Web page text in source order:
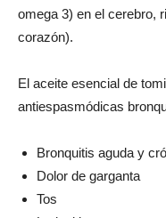
omega 3) en el cerebro,
corazón).
El aceite esencial de
antiespasmódicas
Bronquitis aguda y
Dolor de garganta
Tos